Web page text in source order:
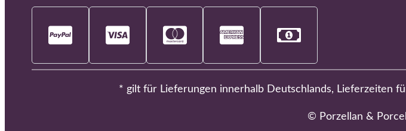
* gilt für Lieferungen innerhalb Deutschlands, Lieferzeiten
© Porzellan &